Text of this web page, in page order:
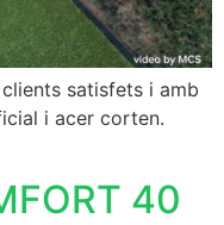
satisfets i amb
i acer corten.
40